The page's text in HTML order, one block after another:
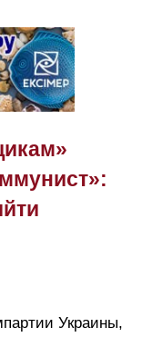
Украины,